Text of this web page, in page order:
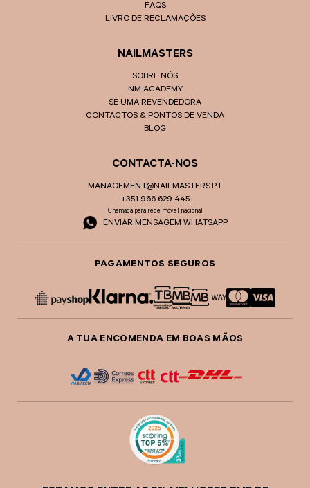
FAQS
LIVRO DE RECLAMAÇÕES
NAILMASTERS
SOBRE NÓS
NM ACADEMY
SÊ UMA REVENDEDORA
CONTACTOS & PONTOS DE VENDA
BLOG
CONTACTA-NOS
MANAGEMENT@NAILMASTERS.PT
+351 966 629 445
Chamada para rede móvel nacional
ENVIAR MENSAGEM WHATSAPP
PAGAMENTOS SEGUROS
A TUA ENCOMENDA EM BOAS MÃOS